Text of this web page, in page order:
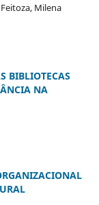
Milena
BIBLIOTECAS
NA